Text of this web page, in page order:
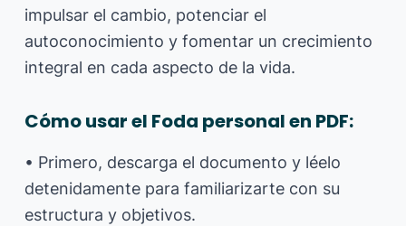
impulsar el cambio, potenciar el
autoconocimiento y fomentar un crecimiento
integral en cada aspecto de la vida.
Cómo usar el Foda personal en PDF:
• Primero, descarga el documento y léelo
detenidamente para familiarizarte con su
estructura y objetivos.